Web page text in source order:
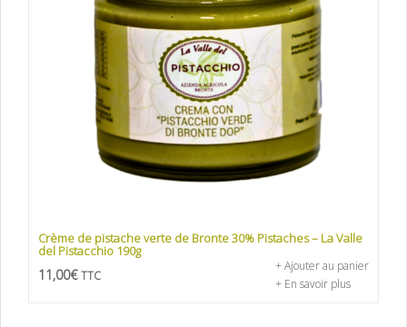
Crème de pistache verte de Bronte 30% Pistaches – La Valle
del Pistacchio 190g
11,00€ TTC
+ Ajouter au panier
+ En savoir plus